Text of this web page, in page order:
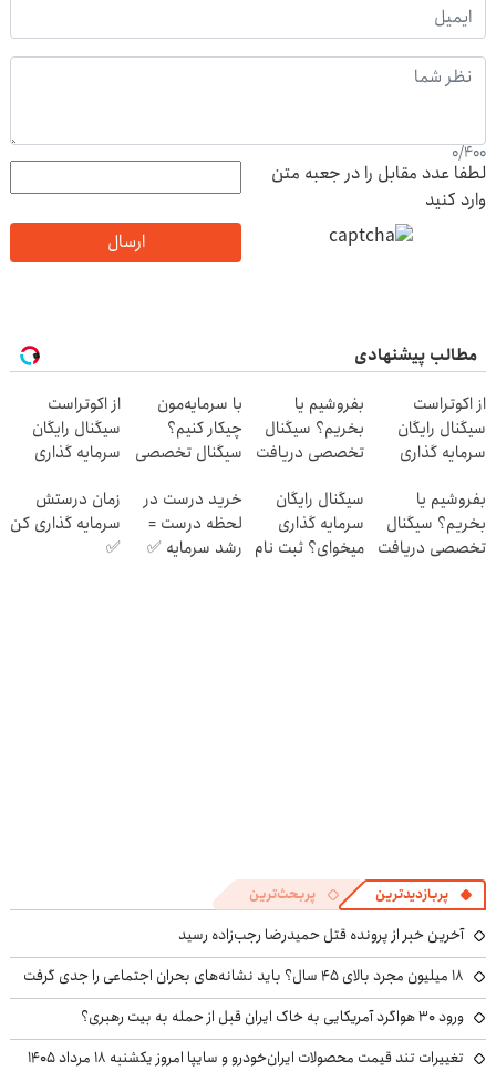
0/400
لطفا عدد مقابل را در جعبه متن
وارد کنید
ارسال
مطالب پیشنهادی
از اکوتراست
سیگنال رایگان
سرمایه گذاری
رایگان»
بفروشیم یا
بخریم؟ سیگنال
تخصصی دریافت
رایگان )
با سرمایه‌مون
چیکار کنیم؟
سیگنال تخصصی
از اکوتراست
سیگنال رایگان
سرمایه گذاری
بفروشیم یا
بخریم؟ سیگنال
تخصصی دریافت
سیگنال رایگان
سرمایه گذاری
میخوای؟ ثبت نام
خرید درست در
لحظه درست =
رشد سرمایه ✅
زمان درستش
سرمایه گذاری کن
✅
پربازدیدترین پربحث‌ترین
آخرین خبر از پرونده قتل حمیدرضا رجب‌زاده رسید
۱۸ میلیون مجرد بالای ۴۵ سال؟ باید نشانه‌های بحران اجتماعی را جدی گرفت
ورود ۳۰ هواگرد آمریکایی به خاک ایران قبل از حمله به بیت رهبری؟
تغییرات تند قیمت محصولات ایران‌خودرو و سایپا امروز یکشنبه ۱۸ مرداد ۱۴۰۵